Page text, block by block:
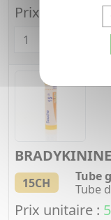
Prix unitaire :
15CH
Tube
Tube
Prix unitaire :